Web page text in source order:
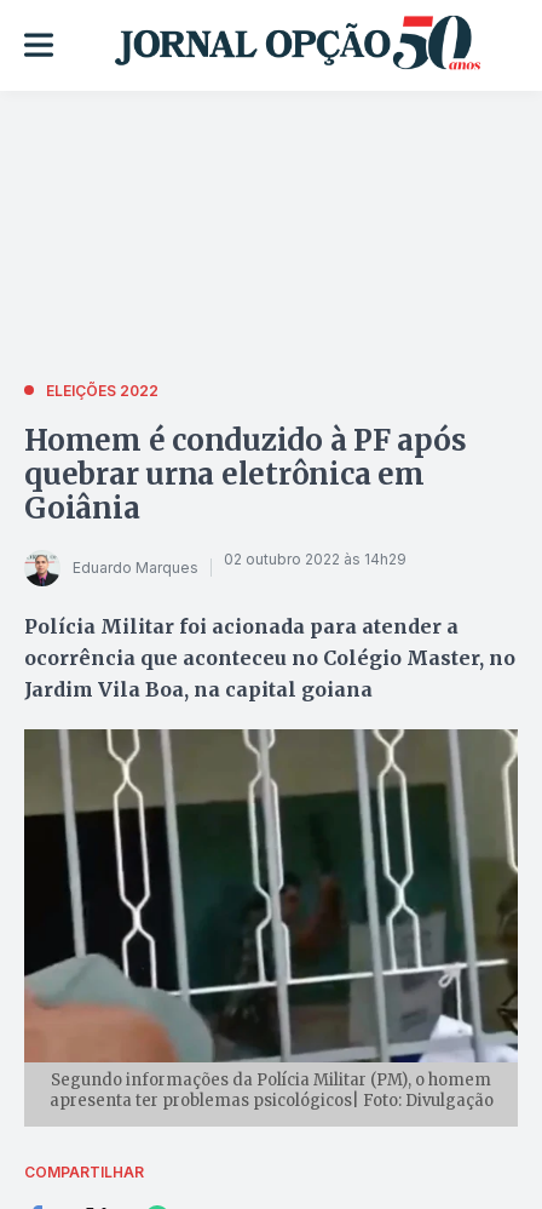
ELEIÇÕES 2022
Homem é conduzido à PF após
quebrar urna eletrônica em
Goiânia
Eduardo Marques 02 outubro 2022 às 14h29
Polícia Militar foi acionada para atender a
ocorrência que aconteceu no Colégio Master, no
Jardim Vila Boa, na capital goiana
Segundo informações da Polícia Militar (PM), o homem
apresenta ter problemas psicológicos| Foto: Divulgação
COMPARTILHAR